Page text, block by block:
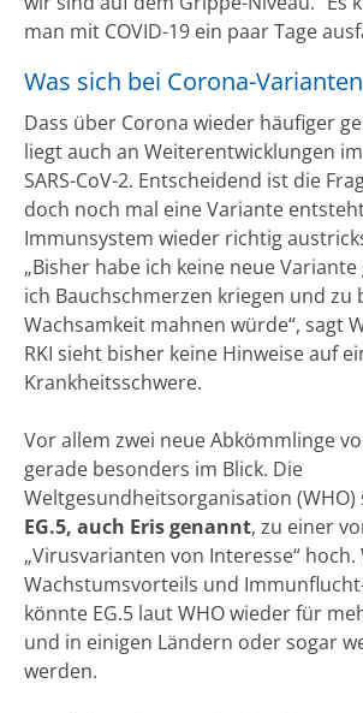
man mit COVID-19 ein paar Tage
Was sich bei Corona-
Dass über Corona wieder häufiger
liegt auch an Weiterentwicklungen
SARS-CoV-2. Entscheidend ist die
doch noch mal eine Variante
Immunsystem wieder richtig
„Bisher habe ich keine neue
ich Bauchschmerzen kriegen und zu
Wachsamkeit mahnen würde“, sagt
RKI sieht bisher keine Hinweise auf
Krankheitsschwere.
Vor allem zwei neue Abkömmlinge
gerade besonders im Blick. Die
Weltgesundheitsorganisation
EG.5, auch Eris genannt, zu einer
„Virusvarianten von Interesse“ hoch.
Wachstumsvorteils und
könnte EG.5 laut WHO wieder für
und in einigen Ländern oder sogar
werden.